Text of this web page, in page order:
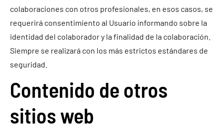
colaboraciones con otros profesionales, en esos casos, se
requerirá consentimiento al Usuario informando sobre la
identidad del colaborador y la finalidad de la colaboración.
Siempre se realizará con los más estrictos estándares de
seguridad.
Contenido de otros
sitios web